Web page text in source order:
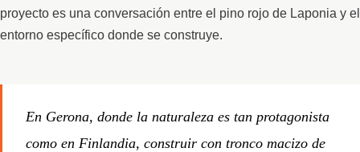
proyecto es una conversación entre el pino rojo de Laponia y el
entorno específico donde se construye.
En Gerona, donde la naturaleza es tan protagonista
como en Finlandia, construir con tronco macizo de